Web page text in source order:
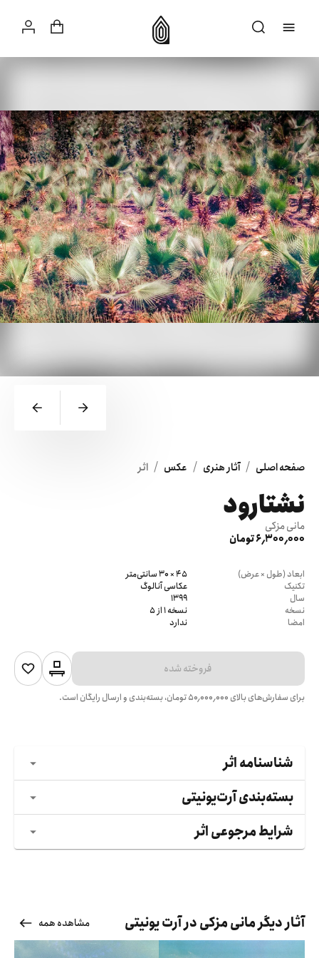
صفحه اصلی / آثار هنری / عکس / اثر
نشتارود
مانی مزکی
6٬300٬000 تومان
ابعاد (طول × عرض)
45 × 30 سانتی‌متر
تکنیک
عکاسی آنالوگ
سال
1399
نسخه
نسخه 1 از 5
امضا
ندارد
فروخته شده
برای سفارش‌های بالای ۵۰٬۰۰۰٬۰۰۰تومان، بسته‌بندی و ارسال رایگان است.
شناسنامه اثر
بسته‌بندی آرت‌یونیتی
شرایط مرجوعی اثر
آثار دیگر مانی مزکی در آرت یونیتی مشاهده همه